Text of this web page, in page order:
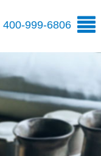
400-999-6806